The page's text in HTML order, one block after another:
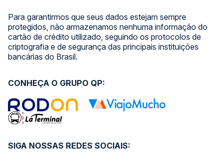
Para garantirmos que seus dados estejam sempre
protegidos, não armazenamos nenhuma informação do
cartão de crédito utilizado, seguindo os protocolos de
criptografia e de segurança das principais instituições
bancárias do Brasil.
SIGA NOSSAS REDES SOCIAIS:
CONHEÇA O GRUPO QP: